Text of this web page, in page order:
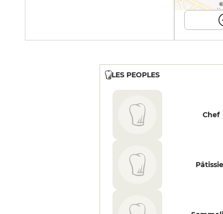
LES PEOPLES
Chef